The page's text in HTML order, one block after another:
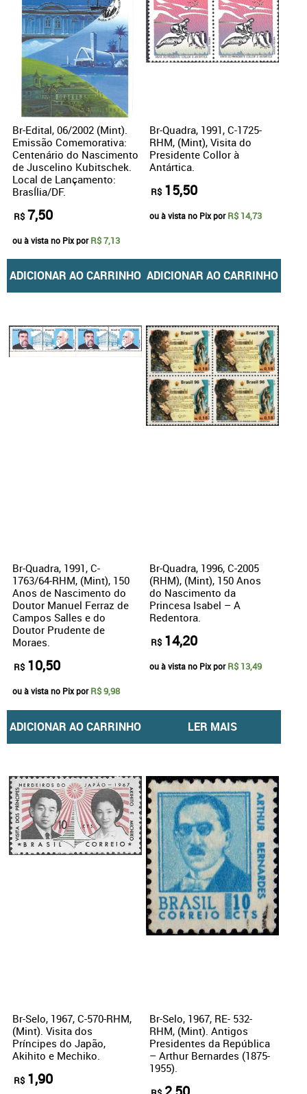
Br-Edital, 06/2002 (Mint).
Emissão Comemorativa:
Centenário do Nascimento
de Juscelino Kubitschek.
Local de Lançamento:
BrasÍlia/DF.
R$ 7,50
ou à vista no Pix porR$ 7,13
ADICIONAR AO CARRINHO
Br-Quadra, 1991, C-1725-
RHM, (Mint), Visita do
Presidente Collor à
Antártica.
R$ 15,50
ou à vista no Pix porR$ 14,73
ADICIONAR AO CARRINHO
Br-Quadra, 1991, C-
1763/64-RHM, (Mint), 150
Anos de Nascimento do
Doutor Manuel Ferraz de
Campos Salles e do
Doutor Prudente de
Moraes.
R$ 10,50
ou à vista no Pix porR$ 9,98
ADICIONAR AO CARRINHO
Br-Quadra, 1996, C-2005
(RHM), (Mint), 150 Anos
do Nascimento da
Princesa Isabel – A
Redentora.
R$ 14,20
ou à vista no Pix porR$ 13,49
LER MAIS
Br-Selo, 1967, C-570-RHM,
(Mint). Visita dos
Príncipes do Japão,
Akihito e Mechiko.
R$ 1,90
Br-Selo, 1967, RE- 532-
RHM, (Mint). Antigos
Presidentes da República
– Arthur Bernardes (1875-
1955).